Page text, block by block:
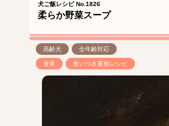
犬ご飯レシピ No.1826
柔らか野菜スープ
高齢犬 全年齢対応
食事 食いつき重視レシピ